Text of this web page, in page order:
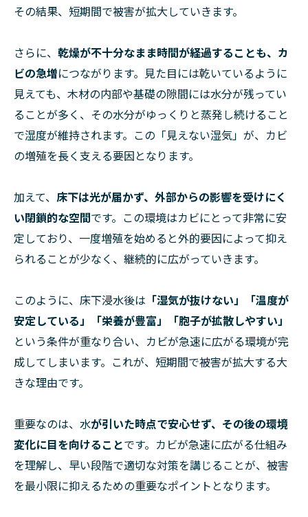
その結果、短期間で被害が拡大していきます。
さらに、 乾燥が不十分なまま時間が経過することも、カ
ビの急増につながります。見た目には乾いているように
見えても、木材の内部や基礎の隙間には水分が残ってい
ることが多く、その水分がゆっくりと蒸発し続けること
で湿度が維持されます。この「見えない湿気」が、カビ
の増殖を長く支える要因となります。
加えて、 床下は光が届かず、外部からの影響を受けにく
い閉鎖的な空間です。この環境はカビにとって非常に安
定しており、一度増殖を始めると外的要因によって抑え
られることが少なく、継続的に広がっていきます。
このように、床下浸水後は 「湿気が抜けない」「温度が
安定している」「栄養が豊富」「胞子が拡散しやすい」
という条件が重なり合い、カビが急速に広がる環境が完
成してしまいます。これが、短期間で被害が拡大する大
きな理由です。
重要なのは、水が引いた時点で安心せず、その後の環境
変化に目を向けることです。カビが急速に広がる仕組み
を理解し、早い段階で適切な対策を講じることが、被害
を最小限に抑えるための重要なポイントとなります。